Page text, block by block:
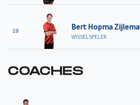
19 Bert Hopma Zijlema
WISSELSPELER
COACHES